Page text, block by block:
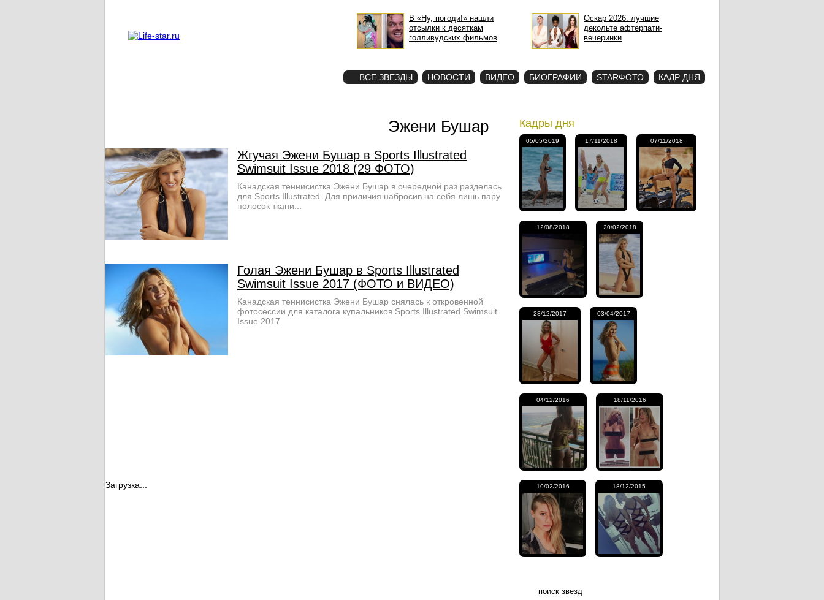
В «Ну, погоди!» нашли
отсылки к десяткам
голливудских фильмов
Оскар 2026: лучшие
декольте афтерпати-
вечеринки
ВСЕ ЗВЕЗДЫ НОВОСТИ ВИДЕО БИОГРАФИИ STARФОТО КАДР ДНЯ
Эжени Бушар
Жгучая Эжени Бушар в Sports Illustrated
Swimsuit Issue 2018 (29 ФОТО)
Канадская теннисистка Эжени Бушар в очередной раз разделась
для Sports Illustrated. Для приличия набросив на себя лишь пару
полосок ткани...
Голая Эжени Бушар в Sports Illustrated
Swimsuit Issue 2017 (ФОТО и ВИДЕО)
Канадская теннисистка Эжени Бушар снялась к откровенной
фотосессии для каталога купальников Sports Illustrated Swimsuit
Issue 2017.
Загрузка...
Кадры дня
05/05/2019 17/11/2018 07/11/2018
12/08/2018 20/02/2018
28/12/2017 03/04/2017
04/12/2016 18/11/2016
10/02/2016 18/12/2015